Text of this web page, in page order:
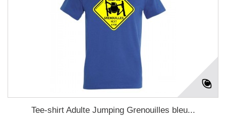
Tee-shirt Adulte Jumping Grenouilles bleu...